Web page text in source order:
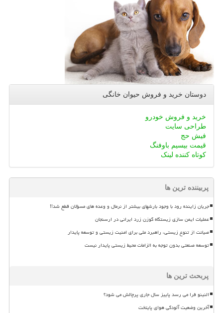
دوستان خرید و فروش حیوان خانگی
خرید و فروش خودرو
طراحی سایت
فیش حج
قیمت بیسیم باوفنگ
کوتاه کننده لینک
پربیننده ترین ها
جریان زاینده رود با وجود بارشهای بیشتر از نرمال و وعده های مسؤلان قطع شد!!
عملیات ایمن سازی زیستگاه گوزن زرد ایرانی در ارسنجان
صیانت از تنوع زیستی، راهبرد ملی برای امنیت زیستی و توسعه پایدار
توسعه صنعتی بدون توجه به الزامات محیط زیستی پایدار نیست
پربحث ترین ها
النینو فرا می رسد پاییز سال جاری پرچالش می شود؟
آخرین وضعیت آلودگی هوای پایتخت